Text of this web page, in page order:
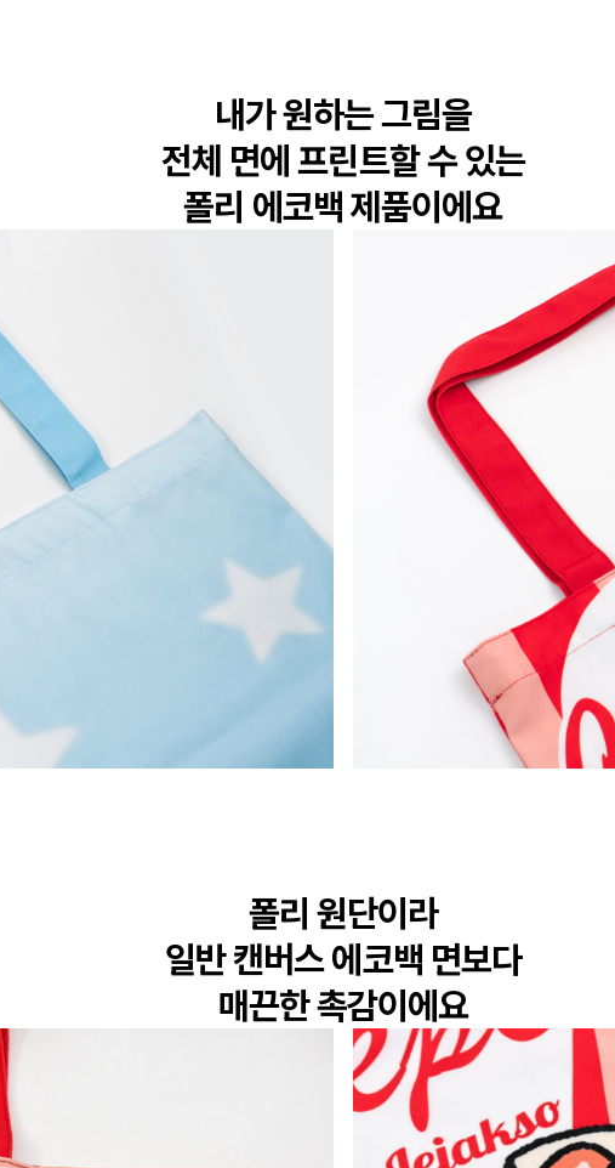
내가 원하는 그림을
전체 면에 프린트할 수 있는
폴리 에코백 제품이에요
폴리 원단이라
일반 캔버스 에코백 면보다
매끈한 촉감이에요